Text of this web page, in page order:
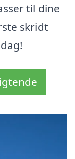
til dine
skridt